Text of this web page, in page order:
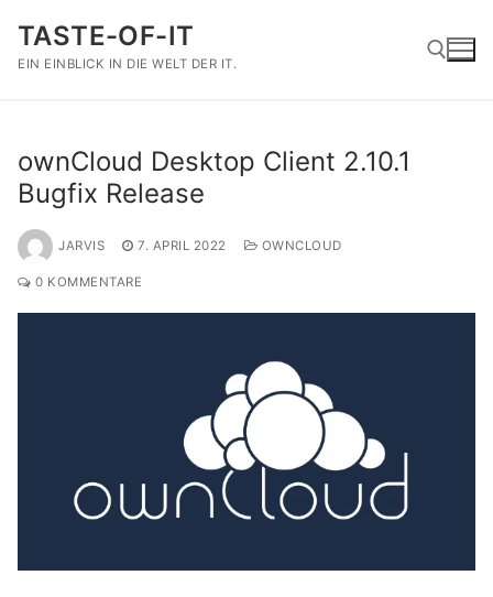
Inhalt
springen
TASTE-OF-IT
EIN EINBLICK IN DIE WELT DER IT.
ownCloud Desktop Client 2.10.1
Bugfix Release
JARVIS 7. APRIL 2022 OWNCLOUD
0 KOMMENTARE